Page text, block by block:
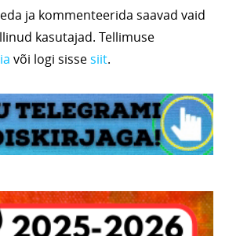
ja kommenteerida saavad vaid
kasutajad. Tellimuse
või logi sissesiit.